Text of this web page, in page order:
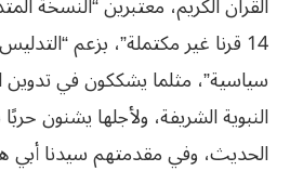
14 قرنا غير مكتملة”، بزعم
سياسية”، مثلما يشككون في تدوين
النبوية الشريفة، ولأجلها يشنون
الحديث، وفي مقدمتهم سيدنا أبي